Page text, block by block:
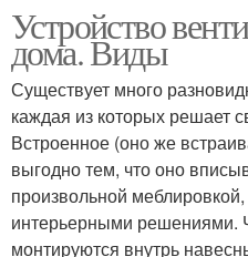
Устройство
дома. Виды
Существует много
каждая из которых решает
Встроенное (оно же
выгодно тем, что оно
произвольной
интерьерными решениями.
монтируются внутрь